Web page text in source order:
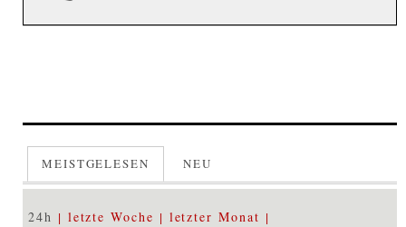
MEISTGELESEN NEU
24h letzte Woche letzter Monat